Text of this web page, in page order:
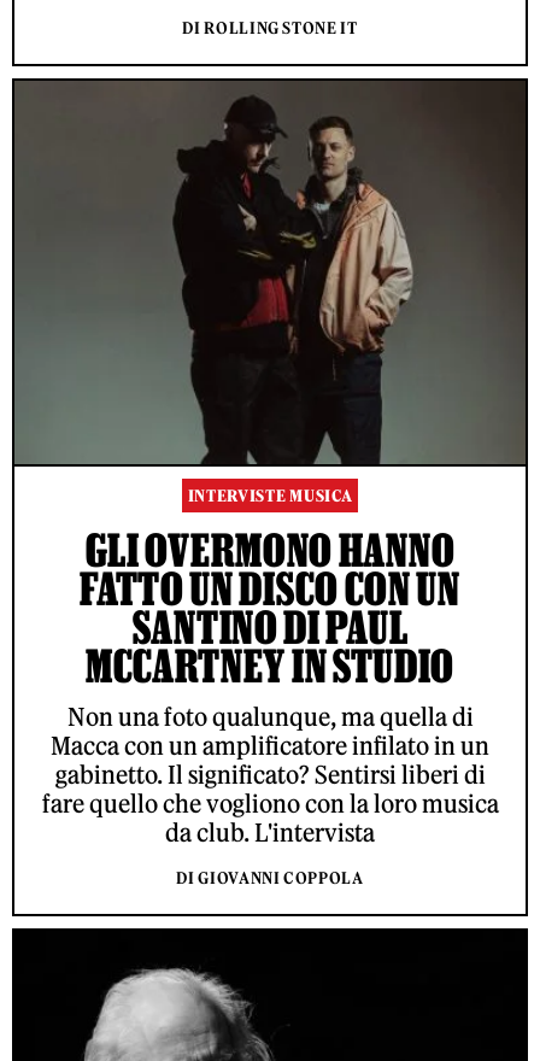
DI ROLLING STONE IT
INTERVISTE MUSICA
GLI OVERMONO HANNO
FATTO UN DISCO CON UN
SANTINO DI PAUL
MCCARTNEY IN STUDIO
Non una foto qualunque, ma quella di
Macca con un amplificatore infilato in un
gabinetto. Il significato? Sentirsi liberi di
fare quello che vogliono con la loro musica
da club. L'intervista
DI GIOVANNI COPPOLA